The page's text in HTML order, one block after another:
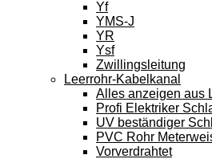
Yf
YMS-J
YR
Ysf
Zwillingsleitung
Leerrohr-Kabelkanal
Alles anzeigen aus
Profi Elektriker
UV beständiger
PVC Rohr
Vorverdrahtet